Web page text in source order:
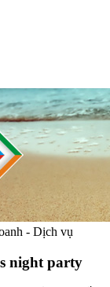
- Dịch vụ
night party